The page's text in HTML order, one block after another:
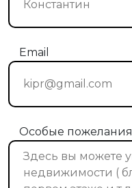
Email
Особые пожелания